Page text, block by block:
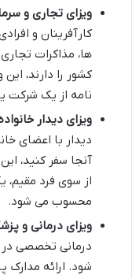
ویزای تجاری و
کارآفرینان و
ها، مذاکرات
کشور را دارند،
نامه از یک شرکت
ویزای دیدار
دیدار با اعضای
آنجا سفر کنید،
از سوی فرد مقیم،
محسوب می شود.
ویزای درمانی و
درمانی تخصصی در
شود. ارائه مدارک